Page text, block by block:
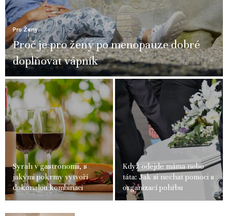
Pro Ženy
Proč je pro ženy po menopauze dobré
doplňovat vápník
Syrah v gastronomii, s
jakými pokrmy vytvoří
dokonalou kombinaci
Když odejde máma nebo
táta: Jak si nechat pomoci s
organizací pohřbu